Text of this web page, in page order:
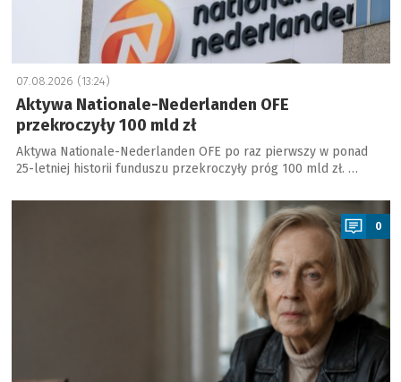
07.08.2026 (13:24)
Aktywa Nationale-Nederlanden OFE
przekroczyły 100 mld zł
Aktywa Nationale-Nederlanden OFE po raz pierwszy w ponad
25-letniej historii funduszu przekroczyły próg 100 mld zł. …
a
0